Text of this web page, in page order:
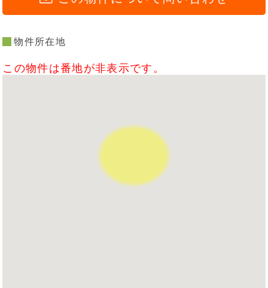
物件所在地
この物件は番地が非表示です。